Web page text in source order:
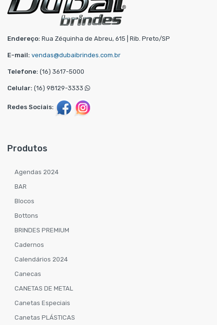
Endereço: Rua Zéquinha de Abreu, 615 | Rib. Preto/SP
E-mail: vendas@dubaibrindes.com.br
Telefone: (16) 3617-5000
Celular: (16) 98129-3333
Redes Sociais:
Produtos
Agendas 2024
BAR
Blocos
Bottons
BRINDES PREMIUM
Cadernos
Calendários 2024
Canecas
CANETAS DE METAL
Canetas Especiais
Canetas PLÁSTICAS